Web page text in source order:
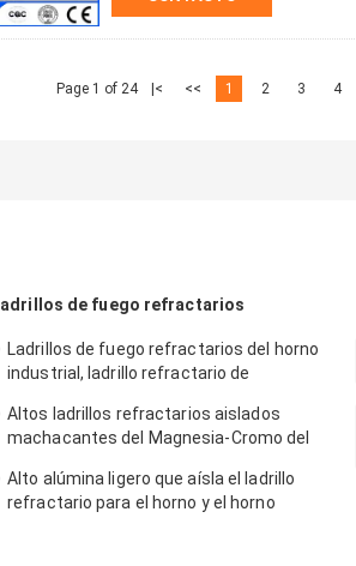
Page 1 of 24 |< << 1 2 3 4
ladrillos de fuego refractarios
Ladrillos de fuego refractarios del horno
industrial, ladrillo refractario de
Altos ladrillos refractarios aislados
machacantes del Magnesia-Cromo del
Alto alúmina ligero que aísla el ladrillo
refractario para el horno y el horno